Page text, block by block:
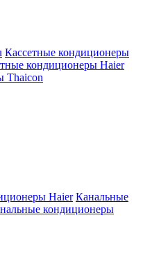
Кассетные кондиционеры
кондиционеры Haier
Thaicon
Haier Канальные
кондиционеры